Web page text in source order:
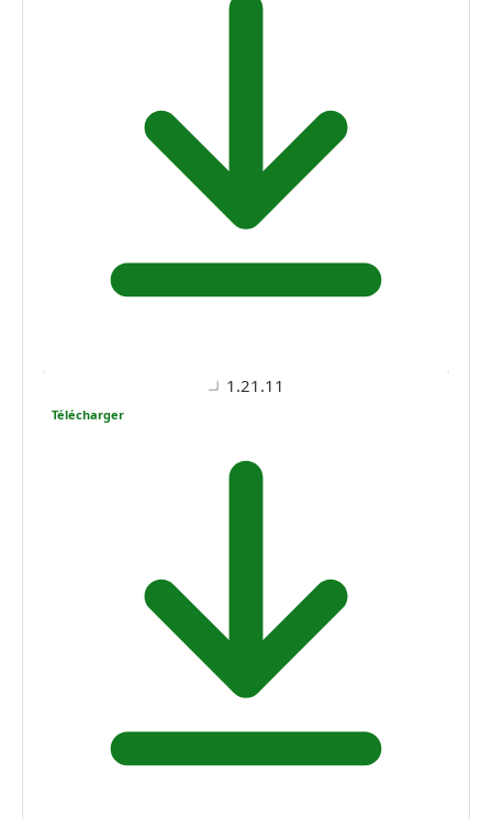
1.21.11
Télécharger